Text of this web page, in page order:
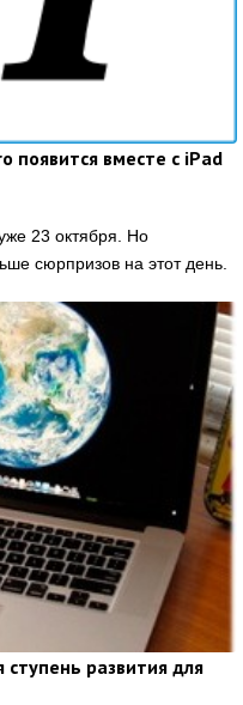
появится вместе с iPad
23 октября. Но
сюрпризов на этот день.
развития для